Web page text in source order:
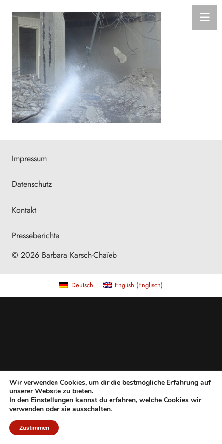
Impressum
Datenschutz
Kontakt
Presseberichte
© 2026 Barbara Karsch-Chaïeb
Wir verwenden Cookies, um dir die bestmögliche Erfahrung auf
unserer Website zu bieten.
In den Einstellungen kannst du erfahren, welche Cookies wir
verwenden oder sie ausschalten.
Zustimmen
Deutsch English (Englisch)